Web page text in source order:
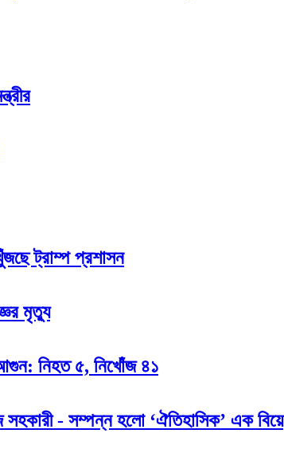
ট্রাম্প প্রশাসন
মৃত্যু
আগুন: নিহত ৫, নিখোঁজ ৪১
- সম্পন্ন হলো ‘ঐতিহাসিক’ এক বিয়ে